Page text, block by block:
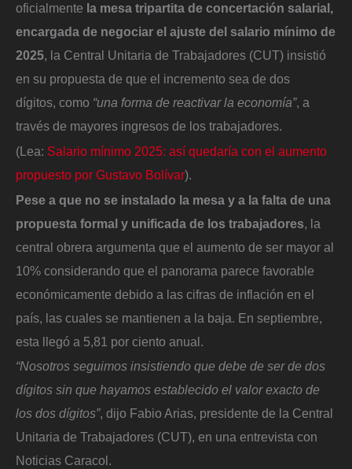
oficialmente la mesa tripartita de concertación salarial,
encargada de negociar el ajuste del salario mínimo de
2025, la Central Unitaria de Trabajadores (CUT) insistió
en su propuesta de que el incremento sea de dos
dígitos, como “una forma de reactivar la economía”, a
través de mayores ingresos de los trabajadores.
(Lea: Salario mínimo 2025: así quedaría con el aumento
propuesto por Gustavo Bolívar).
Pese a que no se instalado la mesa y a la falta de una
propuesta formal y unificada de los trabajadores , la
central obrera argumenta que el aumento de ser mayor al
10% considerando que el panorama parece favorable
económicamente debido a las cifras de inflación en el
país, las cuales se mantienen a la baja. En septiembre,
esta llegó a 5,81 por ciento anual.
“Nosotros seguimos insistiendo que debe de ser de dos
dígitos sin que hayamos establecido el valor exacto de
los dos dígitos”, dijo Fabio Arias, presidente de la Central
Unitaria de Trabajadores (CUT), en una entrevista con
Noticias Caracol.